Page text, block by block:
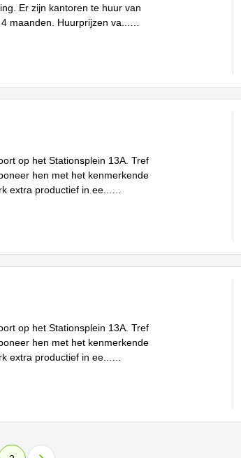
Er zijn kantoren te huur van
maanden. Huurprijzen va
op -2, Amersfoort
op het Stationsplein 13A. Tref
hen met het kenmerkende
extra productief in ee
op -2, Amersfoort
op het Stationsplein 13A. Tref
hen met het kenmerkende
extra productief in ee